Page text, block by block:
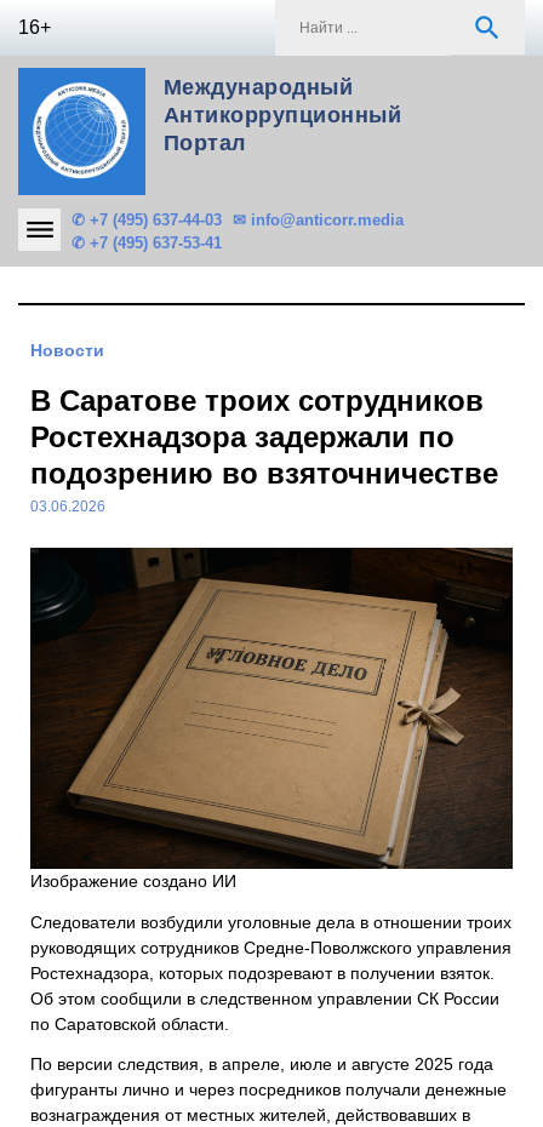
16+ search
Международный
Антикоррупционный
Портал
✆ +7 (495) 637-44-03
✆ +7 (495) 637-53-41
✉ info@anticorr.media
Новости
В Саратове троих сотрудников
Ростехнадзора задержали по
подозрению во взяточничестве
03.06.2026
Изображение создано ИИ
Следователи возбудили уголовные дела в отношении троих
руководящих сотрудников Средне-Поволжского управления
Ростехнадзора, которых подозревают в получении взяток.
Об этом сообщили в следственном управлении СК России
по Саратовской области.
По версии следствия, в апреле, июле и августе 2025 года
фигуранты лично и через посредников получали денежные
вознаграждения от местных жителей, действовавших в